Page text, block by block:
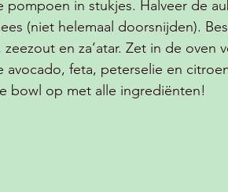
pompoen in stukjes. Halveer de
(niet helemaal doorsnijden).
en za’atar. Zet in de oven
avocado, feta, peterselie en
bowl op met alle ingrediënten!